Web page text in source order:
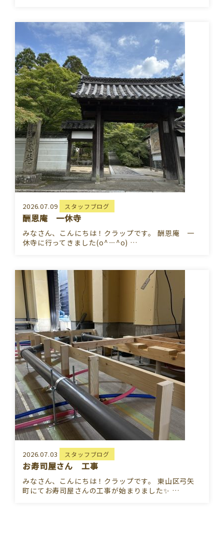
2026.07.09 スタッフブログ
酬恩庵 一休寺
みなさん、こんにちは！クラップです。 酬恩庵 一
休寺に行ってきました(o^―^o) …
2026.07.03 スタッフブログ
お寿司屋さん 工事
みなさん、こんにちは！クラップです。 東山区弓矢
町にてお寿司屋さんの工事が始まりました✨ …